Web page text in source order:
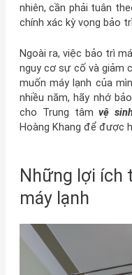
nhiên, cần phải tuân
chính xác kỳ vọng bảo
Ngoài ra, việc bảo trì
nguy cơ sự cố và giảm
muốn máy lạnh của
nhiều năm, hãy nhớ
cho Trung tâmvệ
Hoàng Khang để được
Những lợi ích
máy lạnh